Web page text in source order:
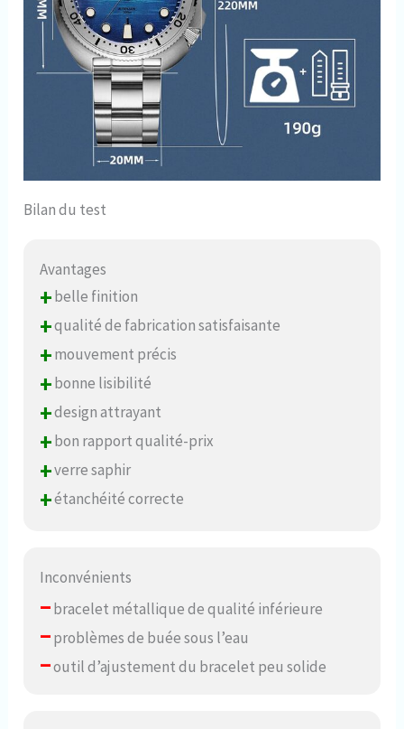
Bilan du test
Avantages
+belle finition
+qualité de fabrication satisfaisante
+mouvement précis
+bonne lisibilité
+design attrayant
+bon rapport qualité-prix
+verre saphir
+étanchéité correcte
Inconvénients
–bracelet métallique de qualité inférieure
–problèmes de buée sous l’eau
–outil d’ajustement du bracelet peu solide